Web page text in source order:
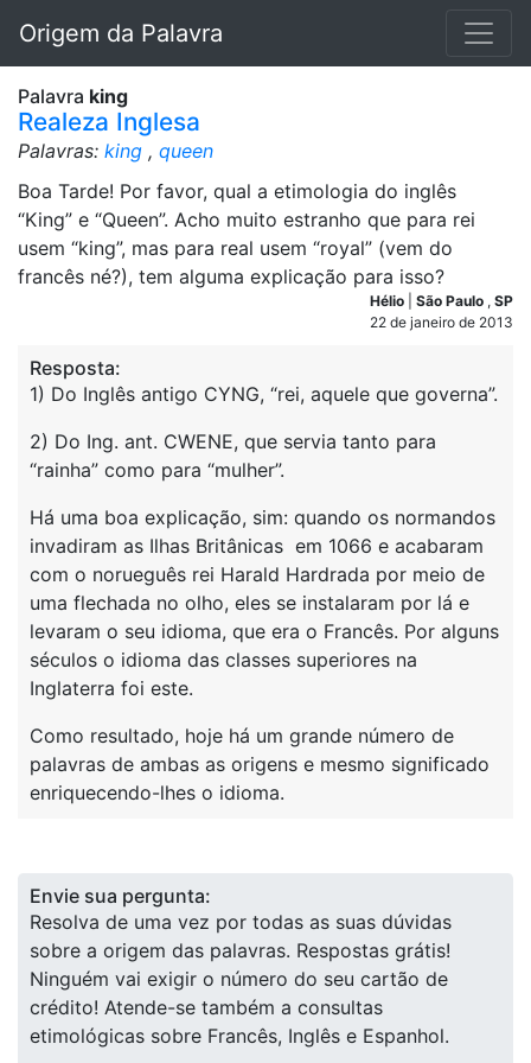
Origem da Palavra
Palavra king
Realeza Inglesa
Palavras: king , queen
Boa Tarde! Por favor, qual a etimologia do inglês
“King” e “Queen”. Acho muito estranho que para rei
usem “king”, mas para real usem “royal” (vem do
francês né?), tem alguma explicação para isso?
Hélio São Paulo , SP
22 de janeiro de 2013
Resposta:
1) Do Inglês antigo CYNG, “rei, aquele que governa”.
2) Do Ing. ant. CWENE, que servia tanto para
“rainha” como para “mulher”.
Há uma boa explicação, sim: quando os normandos
invadiram as Ilhas Britânicas em 1066 e acabaram
com o norueguês rei Harald Hardrada por meio de
uma flechada no olho, eles se instalaram por lá e
levaram o seu idioma, que era o Francês. Por alguns
séculos o idioma das classes superiores na
Inglaterra foi este.
Como resultado, hoje há um grande número de
palavras de ambas as origens e mesmo significado
enriquecendo-lhes o idioma.
Envie sua pergunta:
Resolva de uma vez por todas as suas dúvidas
sobre a origem das palavras. Respostas grátis!
Ninguém vai exigir o número do seu cartão de
crédito! Atende-se também a consultas
etimológicas sobre Francês, Inglês e Espanhol.